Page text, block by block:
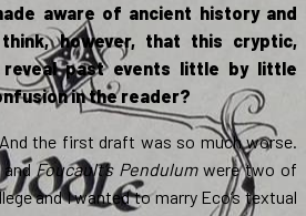
aware of ancient history and
however, that this cryptic,
past events little by little
in the reader?
And the first draft was so much worse.
Foucault’s Pendulumwere two of
and I wanted to marry Eco’s textual